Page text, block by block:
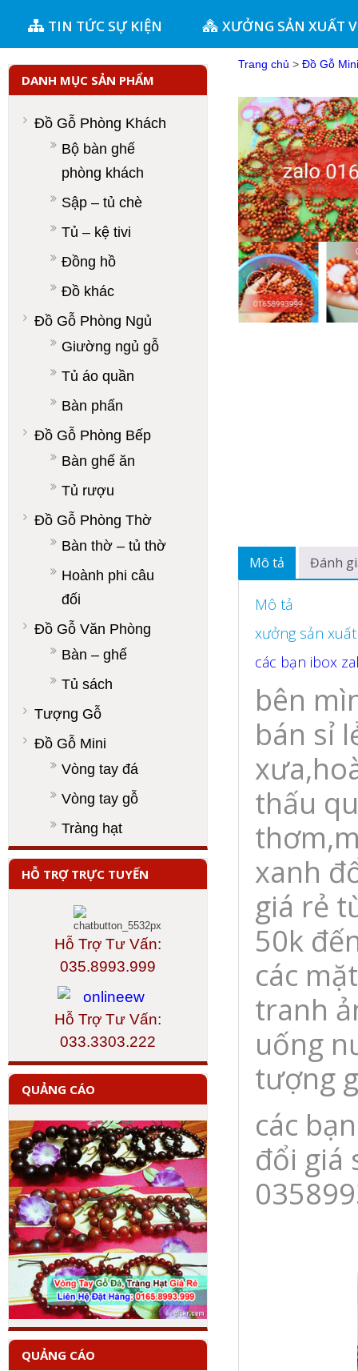
TIN TỨC SỰ KIỆN XƯỞNG SẢN XUẤT
Trang chủ > Đồ Gỗ Mini
Mô tả Đánh
Mô tả
xưởng sản
các bạn ibox
bên
bán sỉ
thấu
xanh
giá rẻ
50k
các
tranh
uống
tượng
các
đổi giá
DANH MỤC SẢN PHẨM
Đồ Gỗ Phòng Khách
Bộ bàn ghế
phòng khách
Sập – tủ chè
Tủ – kệ tivi
Đồng hồ
Đồ khác
Đồ Gỗ Phòng Ngủ
Giường ngủ gỗ
Tủ áo quần
Bàn phấn
Đồ Gỗ Phòng Bếp
Bàn ghế ăn
Tủ rượu
Đồ Gỗ Phòng Thờ
Bàn thờ – tủ thờ
Hoành phi câu
đối
Đồ Gỗ Văn Phòng
Bàn – ghế
Tủ sách
Tượng Gỗ
Đồ Gỗ Mini
Vòng tay đá
Vòng tay gỗ
Tràng hạt
HỖ TRỢ TRỰC TUYẾN
Hỗ Trợ Tư Vấn:
035.8993.999
Hỗ Trợ Tư Vấn:
033.3303.222
QUẢNG CÁO
QUẢNG CÁO